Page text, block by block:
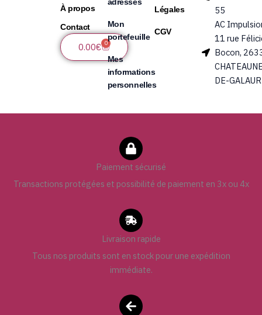
À propos
Contact
0.00€ 0
Panier
Mon
portefeuille
Mes
informations
personnelles
Légales
CGV
55
AC
11 rue
Bocon,
DE-
Paiement sécurisé
Transactions protégées et possibilité de paiement en 3x ou 4x
Livraison rapide
Tous nos produits sont en stock pour une expédition
immédiate.